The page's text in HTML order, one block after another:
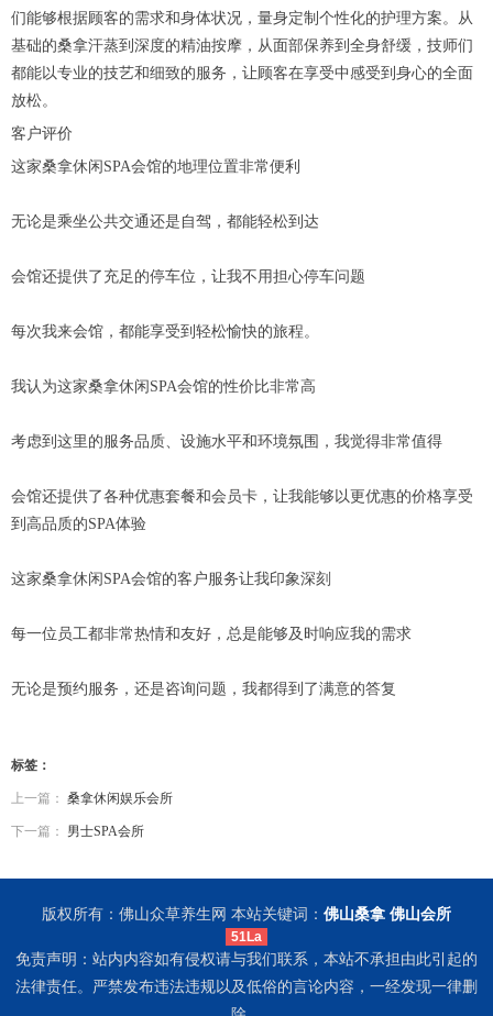
们能够根据顾客的需求和身体状况，量身定制个性化的护理方案。从
基础的桑拿汗蒸到深度的精油按摩，从面部保养到全身舒缓，技师们
都能以专业的技艺和细致的服务，让顾客在享受中感受到身心的全面
放松。
客户评价
这家桑拿休闲SPA会馆的地理位置非常便利
无论是乘坐公共交通还是自驾，都能轻松到达
会馆还提供了充足的停车位，让我不用担心停车问题
每次我来会馆，都能享受到轻松愉快的旅程。
我认为这家桑拿休闲SPA会馆的性价比非常高
考虑到这里的服务品质、设施水平和环境氛围，我觉得非常值得
会馆还提供了各种优惠套餐和会员卡，让我能够以更优惠的价格享受
到高品质的SPA体验
这家桑拿休闲SPA会馆的客户服务让我印象深刻
每一位员工都非常热情和友好，总是能够及时响应我的需求
无论是预约服务，还是咨询问题，我都得到了满意的答复
标签：
上一篇： 桑拿休闲娱乐会所
下一篇： 男士SPA会所
版权所有：佛山众草养生网 本站关键词： 佛山桑拿 佛山会所
51La
免责声明：站内内容如有侵权请与我们联系，本站不承担由此引起的
法律责任。严禁发布违法违规以及低俗的言论内容，一经发现一律删